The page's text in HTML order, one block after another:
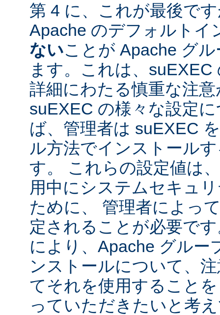
第 4 に、これが最後で
Apache のデフォルトイ
ないことが Apache グ
ます。これは、
詳細にわたる慎重な注
suEXEC の様々な設定
ば、管理者は suEXEC
ル方法でインストール
す。 これらの設定値は
用中にシステムセキュ
ために、 管理者によっ
定されることが必要で
により、Apache グルー
ンストールについて、
てそれを使用すること
っていただきたいと考